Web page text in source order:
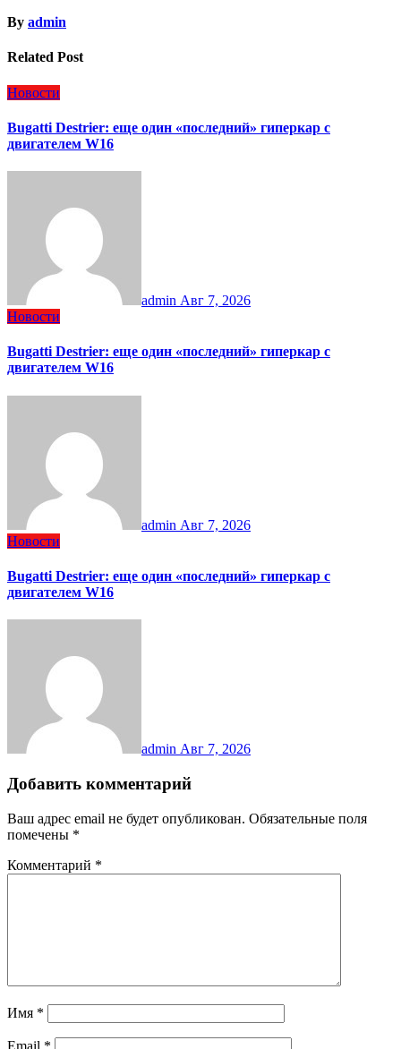
By admin
Related Post
Новости
Bugatti Destrier: еще один «последний» гиперкар с
двигателем W16
admin Авг 7, 2026
Новости
Bugatti Destrier: еще один «последний» гиперкар с
двигателем W16
admin Авг 7, 2026
Новости
Bugatti Destrier: еще один «последний» гиперкар с
двигателем W16
admin Авг 7, 2026
Добавить комментарий
Ваш адрес email не будет опубликован. Обязательные поля
помечены *
Комментарий *
Имя *
Email *